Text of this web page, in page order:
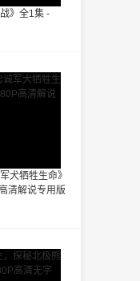
》全1集 -
犬牺牲生命》
清解说专用版